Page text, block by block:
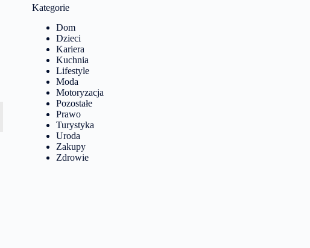
Kategorie
Dom
Dzieci
Kariera
Kuchnia
Lifestyle
Moda
Motoryzacja
Pozostałe
Prawo
Turystyka
Uroda
Zakupy
Zdrowie